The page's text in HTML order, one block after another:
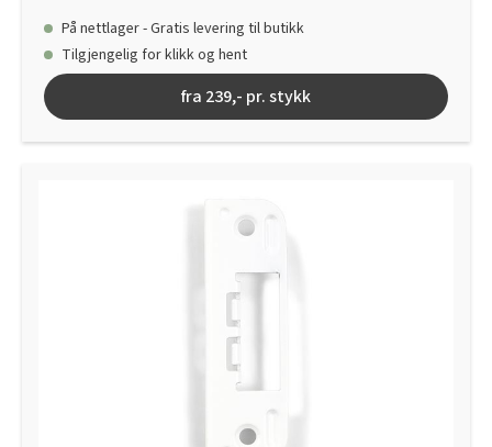
På nettlager - Gratis levering til butikk
Tilgjengelig for klikk og hent
fra 239,- pr. stykk